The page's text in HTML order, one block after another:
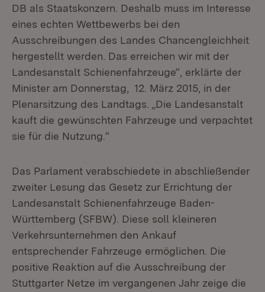
DB als Staatskonzern. Deshalb muss im Interesse
eines echten Wettbewerbs bei den
Ausschreibungen des Landes Chancengleichheit
hergestellt werden. Das erreichen wir mit der
Landesanstalt Schienenfahrzeuge“, erklärte der
Minister am Donnerstag, 12. März 2015, in der
Plenarsitzung des Landtags. „Die Landesanstalt
kauft die gewünschten Fahrzeuge und verpachtet
sie für die Nutzung.“
Das Parlament verabschiedete in abschließender
zweiter Lesung das Gesetz zur Errichtung der
Landesanstalt Schienenfahrzeuge Baden-
Württemberg (SFBW). Diese soll kleineren
Verkehrsunternehmen den Ankauf
entsprechender Fahrzeuge ermöglichen. Die
positive Reaktion auf die Ausschreibung der
Stuttgarter Netze im vergangenen Jahr zeige die